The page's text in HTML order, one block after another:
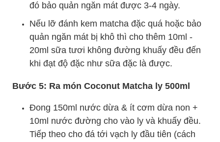
đó bảo quản ngăn mát được 3-4 ngày.
Nếu lỡ đánh kem matcha đặc quá hoặc bảo
quản ngăn mát bị khô thì cho thêm 10ml -
20ml sữa tươi không đường khuấy đều đến
khi đạt độ đặc như sữa đặc là được.
Bước 5: Ra món Coconut Matcha ly 500ml
Đong 150ml nước dừa & ít cơm dừa non +
10ml nước đường cho vào ly và khuấy đều.
Tiếp theo cho đá tới vạch ly đầu tiên (cách